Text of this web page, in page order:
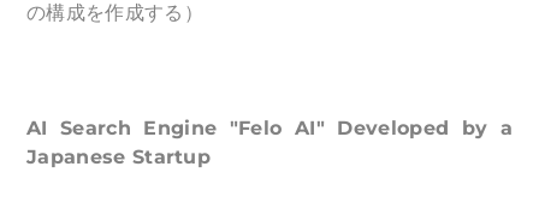
の構成を作成する）
AI Search Engine "Felo AI" Developed by a
Japanese Startup